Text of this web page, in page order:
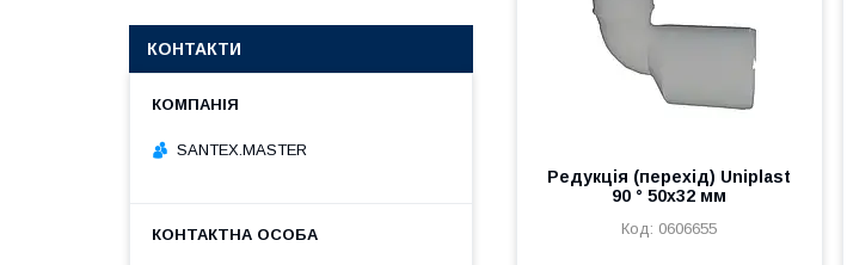
Редукція (перехід) Uniplast
90 ° 50х32 мм
0606655
КОНТАКТИ
SANTEX.MASTER